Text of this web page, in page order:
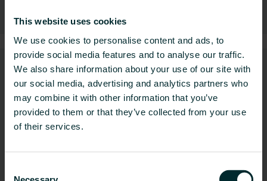
This website uses cookies
We use cookies to personalise content and ads, to
provide social media features and to analyse our traffic.
We also share information about your use of our site with
our social media, advertising and analytics partners who
may combine it with other information that you’ve
provided to them or that they’ve collected from your use
of their services.